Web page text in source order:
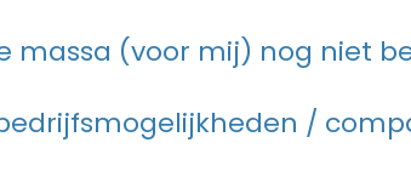
massa (voor mij) nog niet
/